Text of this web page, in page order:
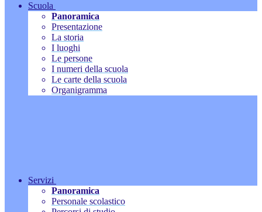
Scuola
Panoramica
Presentazione
La storia
I luoghi
Le persone
I numeri della scuola
Le carte della scuola
Organigramma
Servizi
Panoramica
Personale scolastico